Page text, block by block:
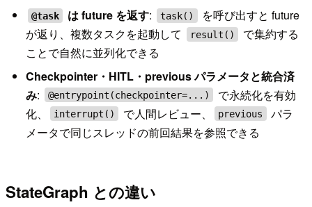
@task は future を返す: task()
を呼び出すと future
が返り、複数タスクを起動して
result()
で集約する
ことで自然に並列化できる
Checkpointer・HITL・previous パラメータと統合済
み: @entrypoint(checkpointer=...)
で永続化を有効
化、
interrupt() で人間レビュー、 previous
パラ
メータで同じスレッドの前回結果を参照できる
StateGraph との違い